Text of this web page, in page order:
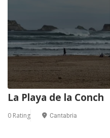
La Playa de la Conch
0 Rating Cantabria